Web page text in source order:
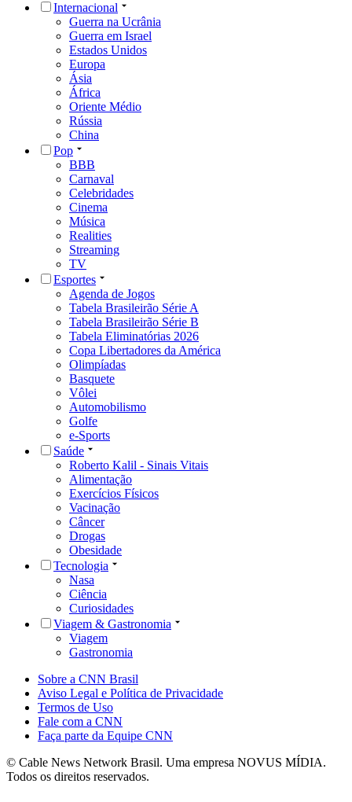
Internacional
Guerra na Ucrânia
Guerra em Israel
Estados Unidos
Europa
Ásia
África
Oriente Médio
Rússia
China
Pop
BBB
Carnaval
Celebridades
Cinema
Música
Realities
Streaming
TV
Esportes
Agenda de Jogos
Tabela Brasileirão Série A
Tabela Brasileirão Série B
Tabela Eliminatórias 2026
Copa Libertadores da América
Olimpíadas
Basquete
Vôlei
Automobilismo
Golfe
e-Sports
Saúde
Roberto Kalil - Sinais Vitais
Alimentação
Exercícios Físicos
Vacinação
Câncer
Drogas
Obesidade
Tecnologia
Nasa
Ciência
Curiosidades
Viagem & Gastronomia
Viagem
Gastronomia
Sobre a CNN Brasil
Aviso Legal e Política de Privacidade
Termos de Uso
Fale com a CNN
Faça parte da Equipe CNN
© Cable News Network Brasil. Uma empresa NOVUS MÍDIA.
Todos os direitos reservados.